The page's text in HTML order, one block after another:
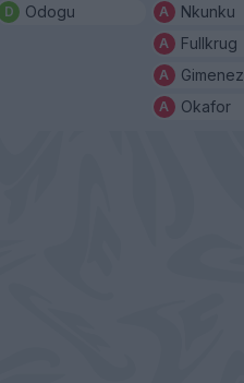
Odogu
Nkunku
Fullkrug
Gimenez
Okafor